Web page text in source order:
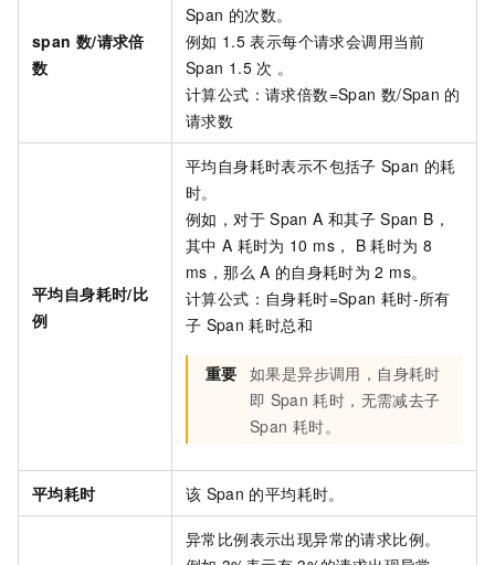
span 数/请求倍
数
Span 的次数。
例如 1.5 表示每个请求会调用当前
Span 1.5 次 。
计算公式：请求倍数=Span 数/Span 的
请求数
平均自身耗时/比
例
平均自身耗时表示不包括子 Span 的耗
时。
例如，对于 Span A 和其子 Span B，
其中 A 耗时为 10 ms， B 耗时为 8
ms，那么 A 的自身耗时为 2 ms。
计算公式：自身耗时=Span 耗时-所有
子 Span 耗时总和
重要 如果是异步调用，自身耗时
即 Span 耗时，无需减去子
Span 耗时。
平均耗时 该 Span 的平均耗时。
异常比例表示出现异常的请求比例。